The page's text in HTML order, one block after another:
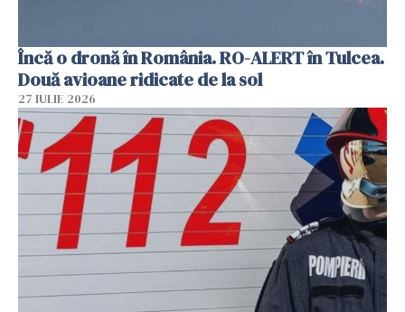
Încă o dronă în România. RO-ALERT în Tulcea.
Două avioane ridicate de la sol
27 IULIE 2026